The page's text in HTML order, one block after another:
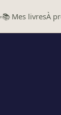
📚 Mes livresÀ